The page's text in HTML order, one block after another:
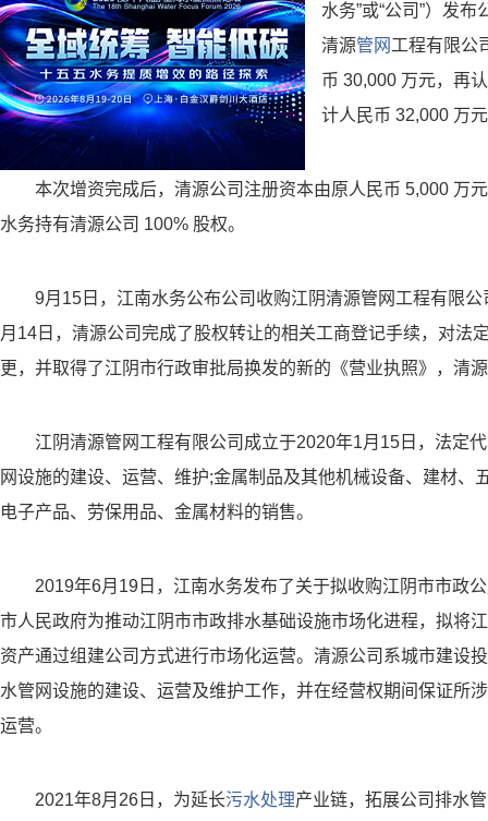
水务”或“公司”）发
清源管网 工程有限公
币 30,000 万元，再
计人民币 32,000 万
本次增资完成后，清源公司注册资本由原人民币 5,000 万
水务持有清源公司 100% 股权。
9月15日，江南水务公布公司收购江阴清源管网工程有限
月14日，清源公司完成了股权转让的相关工商登记手续，对法
更，并取得了江阴市行政审批局换发的新的《营业执照》，清
江阴清源管网工程有限公司成立于2020年1月15日，法定
网设施的建设、运营、维护;金属制品及其他机械设备、建材、
电子产品、劳保用品、金属材料的销售。
2019年6月19日，江南水务发布了关于拟收购江阴市市政
市人民政府为推动江阴市市政排水基础设施市场化进程，拟将
资产通过组建公司方式进行市场化运营。清源公司系城市建设
水管网设施的建设、运营及维护工作，并在经营权期间保证所
运营。
2021年8月26日，为延长污水处理产业链，拓展公司排水